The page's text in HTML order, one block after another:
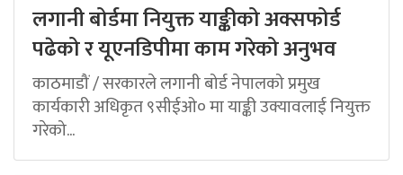
लगानी बोर्डमा नियुक्त याङ्कीको अक्सफोर्ड
पढेको र यूएनडिपीमा काम गरेको अनुभव
काठमाडौं / सरकारले लगानी बोर्ड नेपालको प्रमुख
कार्यकारी अधिकृत ९सीईओ० मा याङ्की उक्यावलाई नियुक्त
गरेको...